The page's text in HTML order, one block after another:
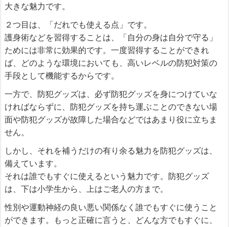
大きな魅力です。
２つ目は、「だれでも使える点」です。
護身術などを習得することは、「自分の身は自分で守る」
ためには非常に効果的です。一度習得することができれ
ば、どのような環境においても、高いレベルの防犯対策の
手段として機能するからです。
一方で、防犯グッズは、必ず防犯グッズを身につけていな
ければならずに、防犯グッズを持ち運ぶことのできない場
面や防犯グッズが故障した場合などではあまり役に立ちま
せん。
しかし、それを補うだけの有り余る魅力を防犯グッズは、
備えています。
それは誰でもすぐに使えるという魅力です。防犯グッズ
は、下は小学生から、上はご老人の方まで。
性別や運動神経の良い悪い関係なく誰でもすぐに使うこと
ができます。もっと正確に言うと、どんな方でもすぐに、